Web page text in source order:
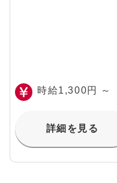
時給1,300円 ～
詳細を見る